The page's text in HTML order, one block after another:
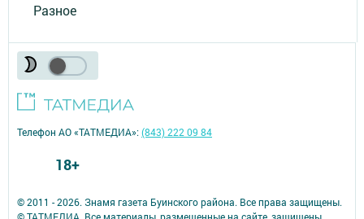
Разное
© 2011 - 2026. Знамя газета Буинского района. Все права защищены.
Телефон АО «ТАТМЕДИА»:(843) 222 09 84
18+